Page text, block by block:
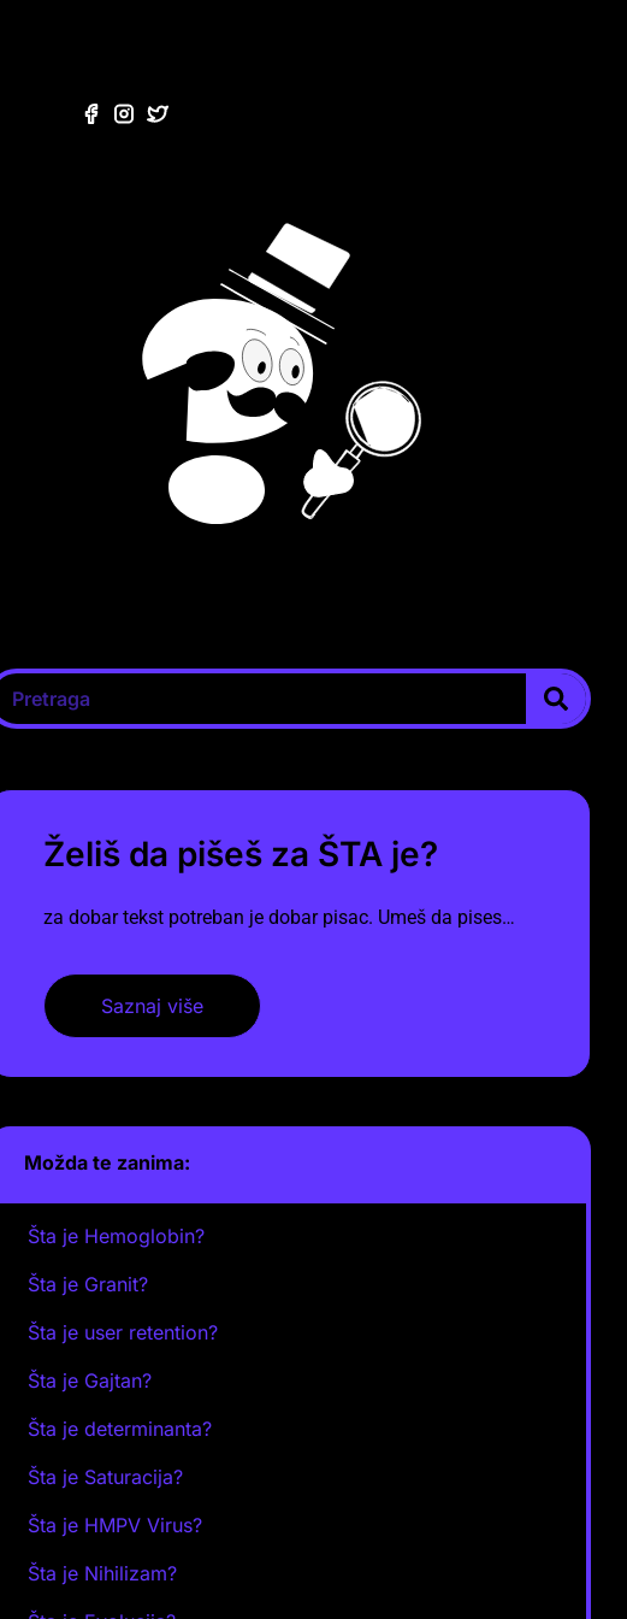
Želiš da pišeš za ŠTA je?
za dobar tekst potreban je dobar pisac. Umeš da pises…
Saznaj više
Možda te zanima:
Šta je Hemoglobin?
Šta je Granit?
Šta je user retention?
Šta je Gajtan?
Šta je determinanta?
Šta je Saturacija?
Šta je HMPV Virus?
Šta je Nihilizam?